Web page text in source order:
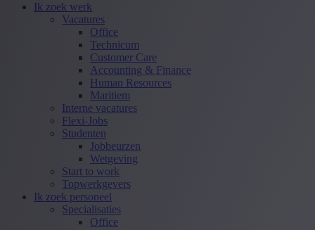
Ik zoek werk
Vacatures
Office
Technicum
Customer Care
Accounting & Finance
Human Resources
Maritiem
Interne vacatures
Flexi-Jobs
Studenten
Jobbeurzen
Wetgeving
Start to work
Topwerkgevers
Ik zoek personeel
Specialisaties
Office